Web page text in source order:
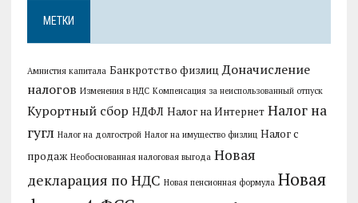
МЕТКИ
Амнистия капитала Банкротство физлиц Доначисление
налогов Изменения в НДС Компенсация за неиспользованный отпуск
Курортный сбор НДФЛ Налог на Интернет Налог на
гугл Налог на долгострой Налог на имущество физлиц Налог с
продаж Необоснованная налоговая выгода Новая
декларация по НДС Новая пенсионная формула Новая